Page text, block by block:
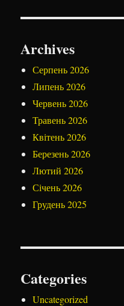
Archives
Серпень 2026
Липень 2026
Червень 2026
Травень 2026
Квітень 2026
Березень 2026
Лютий 2026
Січень 2026
Грудень 2025
Categories
Uncategorized